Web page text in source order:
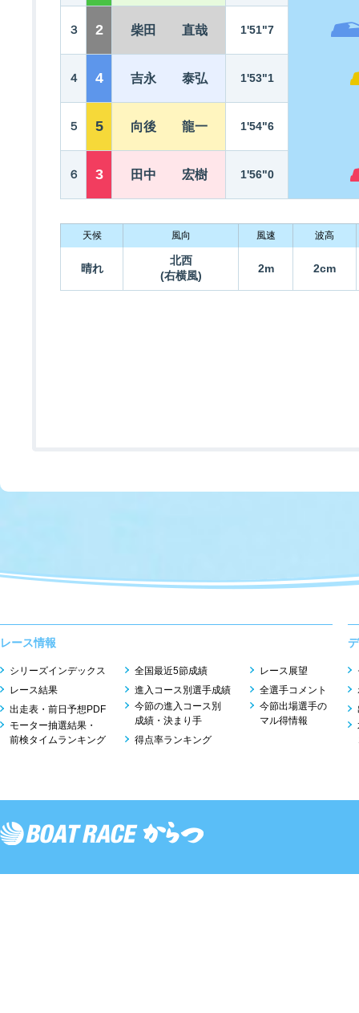
３ 2 柴田 直哉 1'51"7
４ 4 吉永 泰弘 1'53"1
５ 5 向後 龍一 1'54"6
６ 3 田中 宏樹 1'56"0
天候 風向 風速 波高
晴れ
北西
(右横風)
2m 2cm
レース情報
シリーズインデックス
レース結果
出走表・前日予想PDF
モーター抽選結果・
前検タイムランキング
全国最近5節成績
進入コース別選手成績
今節の進入コース別
成績・決まり手
得点率ランキング
レース展望
全選手コメント
今節出場選手の
マル得情報